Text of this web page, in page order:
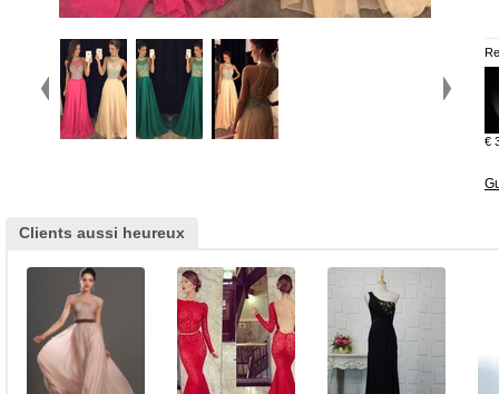
€
Clients aussi heureux